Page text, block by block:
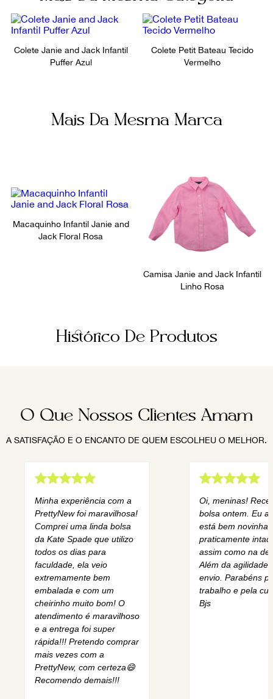
Colete Janie and Jack Infantil
Puffer Azul
Colete Petit Bateau Tecido
Vermelho
Mais Da Mesma Marca
Macaquinho Infantil Janie and
Jack Floral Rosa
Camisa Janie and Jack Infantil
Linho Rosa
Histórico De Produtos
O Que Nossos Clientes Amam
A SATISFAÇÃO E O ENCANTO DE QUEM ESCOLHEU O MELHOR.
Minha experiência com a
PrettyNew foi maravilhosa!
Comprei uma linda bolsa
da Kate Spade que utilizo
todos os dias para
faculdade, ela veio
extremamente bem
embalada e com um
cheirinho muito bom! O
atendimento é maravilhoso
e a entrega foi super
rápida!!! Pretendo comprar
mais vezes com a
PrettyNew, com certeza😄
Recomendo demais!!!
Oi, meninas!
bolsa ontem. Eu
está bem novinha,
praticamente
assim como na
Além da agilidade
envio. Parabéns
trabalho e pela
Bjs